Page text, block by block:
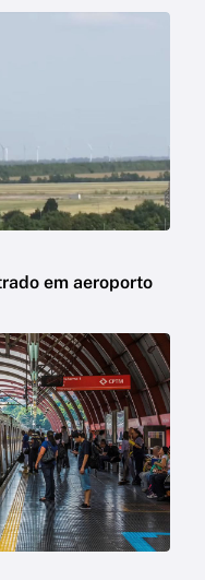
em aeroporto